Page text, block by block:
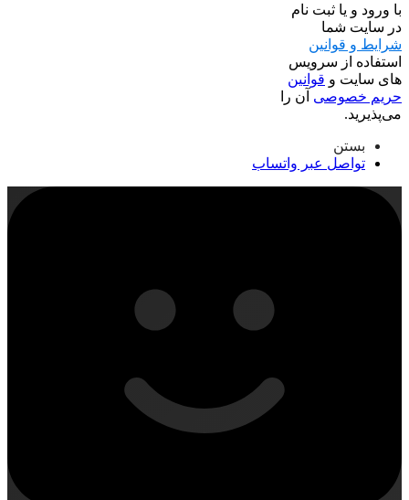
با ورود و یا ثبت نام
در سایت شما
شرایط و قوانین
استفاده از سرویس
های سایت و قوانین
حریم خصوصی آن را
می‌پذیرید.
بستن
تواصل عبر واتساب